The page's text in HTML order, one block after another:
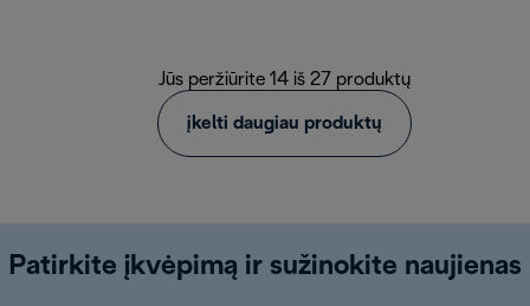
Jūs peržiūrite 14 iš 27 produktų
įkelti daugiau produktų
Patirkite įkvėpimą ir sužinokite naujienas